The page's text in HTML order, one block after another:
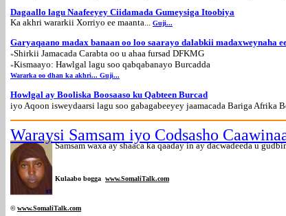
Dagaallo lagu Naafeeyey Ciidamada Gumeysiga Itoobiya
Ka akhri wararkii Xorriyo ee maanta... Guji...
Garyaqaano madax banaan oo loo saarayo dalabkii
»Shirkii Jamacada Carabta oo u ahaa fursad DFKMG
»Kismaayo: Hawlgal lagu soo qabqabanayo Burcadda
Wararka oo dhan ka akhri... Guji...
Howlgal ay Booliska Boosaaso ku Qabteen Burcad
iyo Aqoon isweydaarsi lagu soo gabagabeeyey jaamacada Bariga Afrika
Waraysi Samsam iyo Codsasho
Samsam waxa ay shaaca ka qaaday in ay dacwadeeda u
Kulaabo bogga www.SomaliTalk.com
©www.SomaliTalk.com